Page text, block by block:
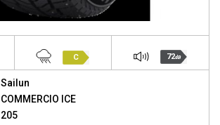
C 72dB
Sailun
COMMERCIO ICE
205